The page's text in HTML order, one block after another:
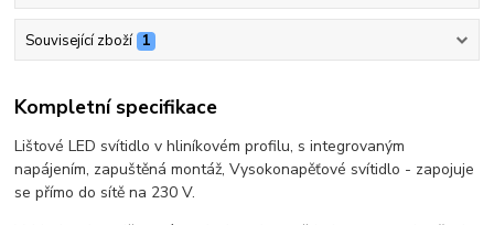
Související zboží 1
Kompletní specifikace
Lištové LED svítidlo v hliníkovém profilu, s integrovaným
napájením, zapuštěná montáž, Vysokonapěťové svítidlo - zapojuje
se přímo do sítě na 230 V.